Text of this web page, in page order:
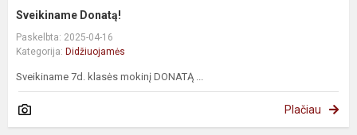
Sveikiname Donatą!
Paskelbta: 2025-04-16
Kategorija: Didžiuojamės
Sveikiname 7d. klasės mokinį DONATĄ ...
Plačiau